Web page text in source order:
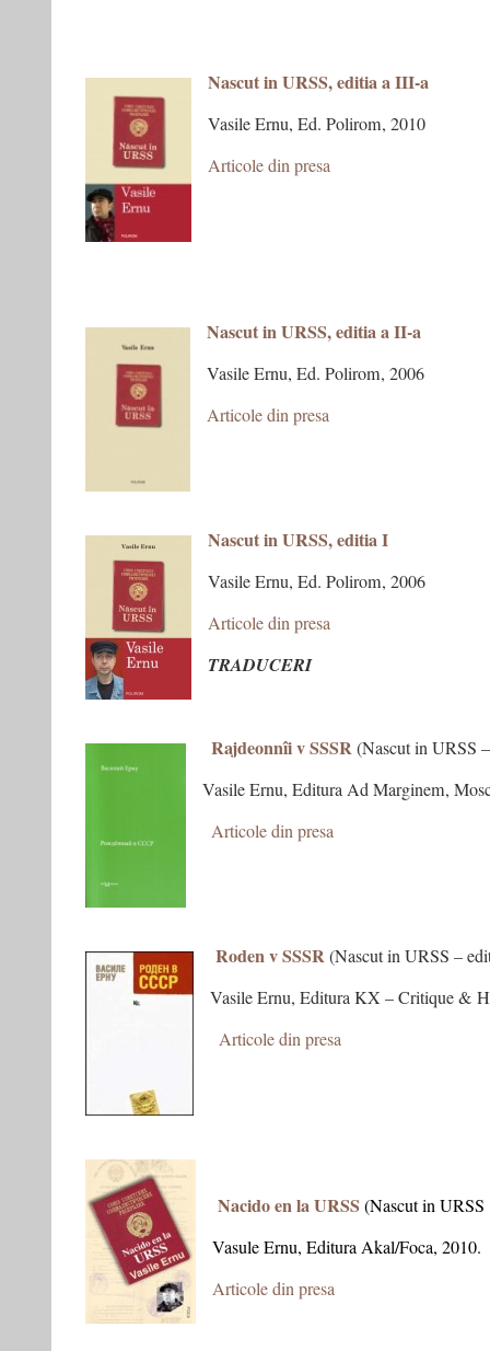
Nascut in URSS, editia a III-a
Vasile Ernu, Ed. Polirom, 2010
Articole din presa
Nascut in URSS, editia a II-a
Vasile Ernu, Ed. Polirom, 2006
Articole din presa
Nascut in URSS, editia I
Vasile Ernu, Ed. Polirom, 2006
Articole din presa
TRADUCERI
Rajdeonnîi v SSSR(Nascut in URSS
Vasile Ernu, Editura Ad Marginem,
Articole din presa
Roden v SSSR(Nascut in URSS –
Vasile Ernu, Editura KX – Critique &
Articole din presa
Nacido en la URSS (Nascut in
Vasule Ernu, Editura Akal/Foca, 2010.
Articole din presa